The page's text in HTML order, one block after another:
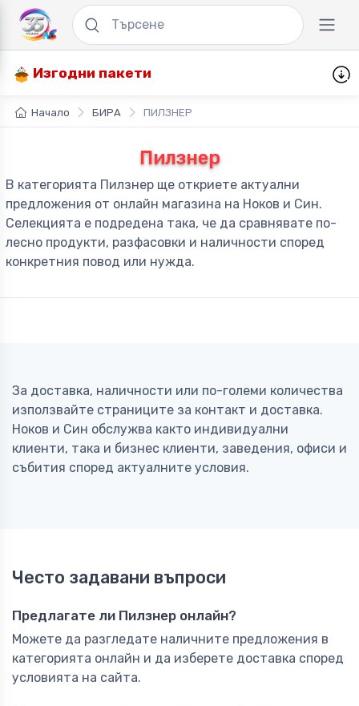
Изгодни пакети
Начало БИРА ПИЛЗНЕР
Пилзнер
В категорията Пилзнер ще откриете актуални
предложения от онлайн магазина на Ноков и Син.
Селекцията е подредена така, че да сравнявате по-
лесно продукти, разфасовки и наличности според
конкретния повод или нужда.
За доставка, наличности или по-големи количества
използвайте страниците за контакт и доставка.
Ноков и Син обслужва както индивидуални
клиенти, така и бизнес клиенти, заведения, офиси и
събития според актуалните условия.
Често задавани въпроси
Предлагате ли Пилзнер онлайн?
Можете да разгледате наличните предложения в
категорията онлайн и да изберете доставка според
условията на сайта.